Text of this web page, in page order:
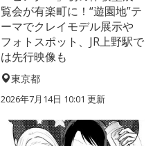
覧会が有楽町に！“遊園地”テ
ーマでクレイモデル展示や
フォトスポット、JR上野駅で
は先行映像も
東京都
2026年7月14日 10:01 更新